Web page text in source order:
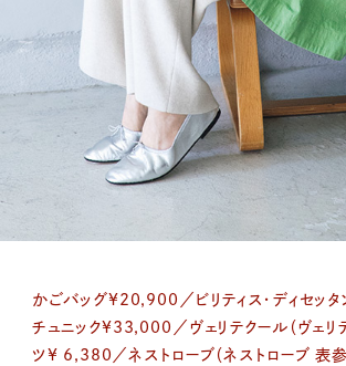
かごバッグ¥20,900／ビリティス・ディセッタン
チュニック¥33,000／ヴェリテクール（ヴェリテ
ツ¥ 6,380／ネストローブ（ネストローブ 表参